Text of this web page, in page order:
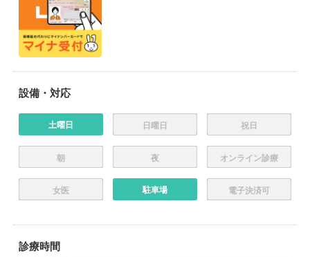
設備・対応
土曜日 日曜日 祝日
朝 夜 オンライン診療
女医 駐車場 電子決済可
診療時間